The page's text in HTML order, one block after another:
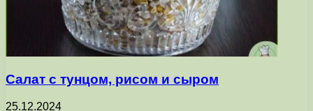
Салат с тунцом, рисом и сыром
25.12.2024